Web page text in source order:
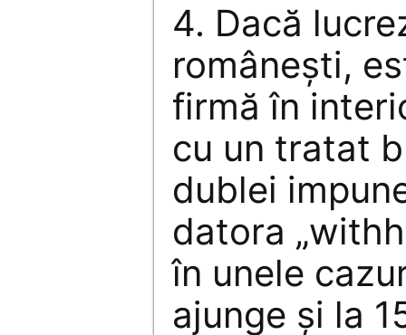
4. Dacă
româneşti,
firmă în
cu un tratat
dublei
datora
în unele
ajunge şi la